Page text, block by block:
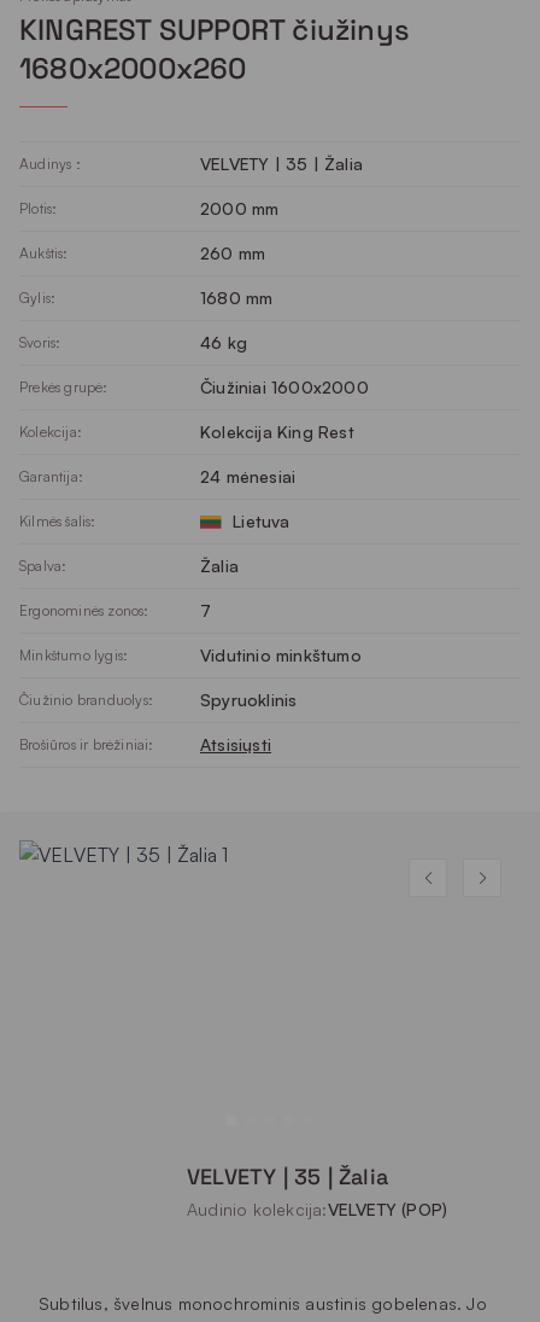
KINGREST SUPPORT čiužinys
1680x2000x260
Audinys : VELVETY | 35 | Žalia
Plotis: 2000 mm
Aukštis: 260 mm
Gylis: 1680 mm
Svoris: 46 kg
Prekės grupė: Čiužiniai 1600x2000
Kolekcija: Kolekcija King Rest
Garantija: 24 mėnesiai
Kilmės šalis: Lietuva
Spalva: Žalia
Ergonominės zonos: 7
Minkštumo lygis: Vidutinio minkštumo
Čiužinio branduolys: Spyruoklinis
Brošiūros ir brėžiniai: Atsisiųsti
VELVETY | 35 | Žalia
Audinio kolekcija:VELVETY (POP)
Subtilus, švelnus monochrominis austinis gobelenas. Jo